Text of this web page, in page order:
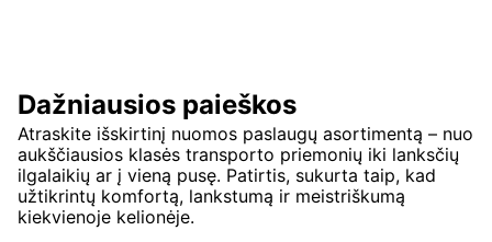
Dažniausios paieškos
Atraskite išskirtinį nuomos paslaugų asortimentą – nuo
aukščiausios klasės transporto priemonių iki lanksčių
ilgalaikių ar į vieną pusę. Patirtis, sukurta taip, kad
užtikrintų komfortą, lankstumą ir meistriškumą
kiekvienoje kelionėje.